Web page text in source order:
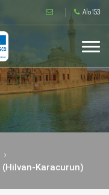
Alo 153
(Hilvan-Karacurun)